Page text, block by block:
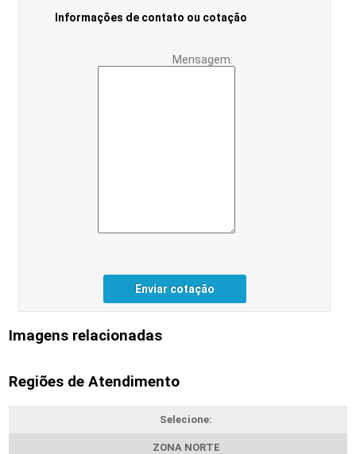
Informações de contato ou cotação
Mensagem:
Enviar cotação
Imagens relacionadas
Regiões de Atendimento
Selecione:
ZONA NORTE